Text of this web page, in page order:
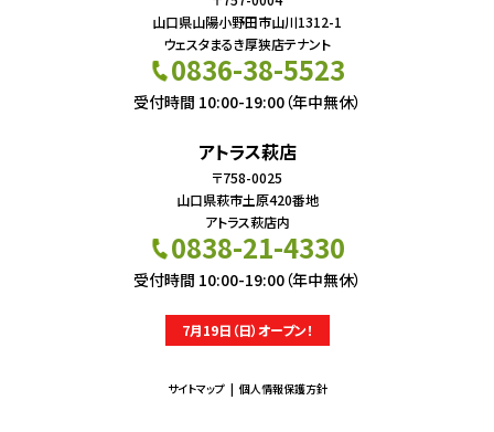
山口県山陽小野田市山川1312-1
ウェスタまるき厚狭店テナント
0836-38-5523
受付時間 10:00-19:00（年中無休）
アトラス萩店
〒758-0025
山口県萩市土原420番地
アトラス萩店内
0838-21-4330
受付時間 10:00-19:00（年中無休）
7月19日（日）オープン！
サイトマップ 個人情報保護方針